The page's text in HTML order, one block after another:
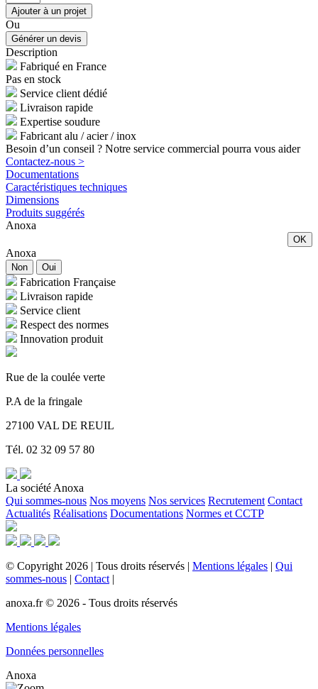
Ou
Description
Fabriqué en France
Pas en stock
Service client dédié
Livraison rapide
Expertise soudure
Fabricant alu / acier / inox
Besoin d’un conseil ? Notre service commercial pourra vous aider
Contactez-nous >
Documentations
Caractéristiques techniques
Dimensions
Produits suggérés
Anoxa
OK
Anoxa
Non Oui
Fabrication Française
Livraison rapide
Service client
Respect des normes
Innovation produit
Rue de la coulée verte
P.A de la fringale
27100 VAL DE REUIL
Tél. 02 32 09 57 80
La société Anoxa
Qui sommes-nous Nos moyens Nos services Recrutement Contact
Actualités Réalisations Documentations Normes et CCTP
© Copyright 2026 | Tous droits réservés | Mentions légales | Qui
sommes-nous | Contact |
anoxa.fr © 2026 - Tous droits réservés
Mentions légales
Données personnelles
Anoxa